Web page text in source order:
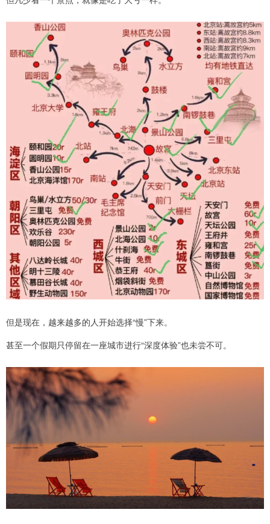
但是现在，越来越多的人开始选择“慢”下来。
甚至一个假期只停留在一座城市进行“深度体验”也未尝不可。